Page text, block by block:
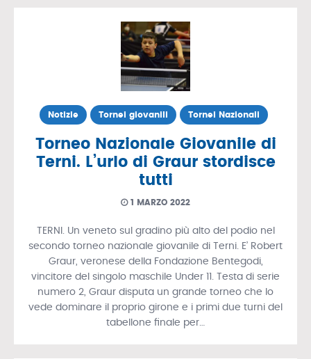
Notizie Tornei giovanili Tornei Nazionali
Torneo Nazionale Giovanile di
Terni. L’urlo di Graur stordisce
tutti
1 MARZO 2022
TERNI. Un veneto sul gradino più alto del podio nel
secondo torneo nazionale giovanile di Terni. E’ Robert
Graur, veronese della Fondazione Bentegodi,
vincitore del singolo maschile Under 11. Testa di serie
numero 2, Graur disputa un grande torneo che lo
vede dominare il proprio girone e i primi due turni del
tabellone finale per…